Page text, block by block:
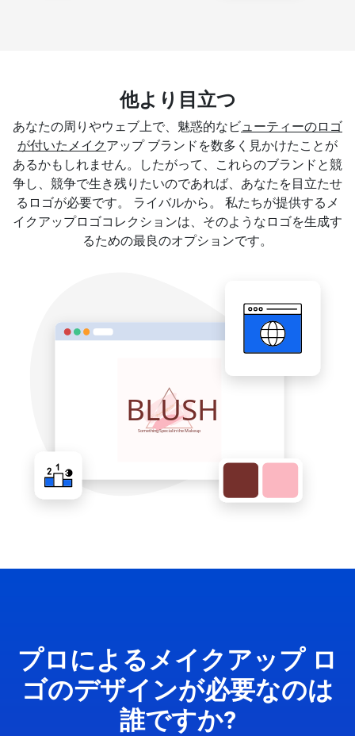
他より目立つ
あなたの周りやウェブ上で、魅惑的なビ ューティーのロゴ
が付いたメイク アップ ブランドを数多く見かけたことが
あるかもしれません。したがって、これらのブランドと競
争し、競争で生き残りたいのであれば、あなたを目立たせ
るロゴが必要です。 ライバルから。 私たちが提供するメ
イクアップロゴコレクションは、そのようなロゴを生成す
るための最良のオプションです。
プロによるメイクアップ ロ
ゴのデザインが必要なのは
誰ですか?